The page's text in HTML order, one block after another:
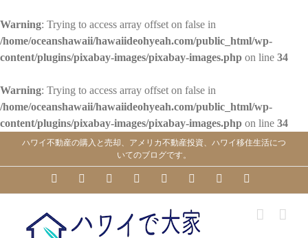
Warning: Trying to access array offset on false in
/home/oceanshawaii/hawaiideohyeah.com/public_html/wp-
content/plugins/pixabay-images/pixabay-images.php on line 34
Warning: Trying to access array offset on false in
/home/oceanshawaii/hawaiideohyeah.com/public_html/wp-
content/plugins/pixabay-images/pixabay-images.php on line 34
ハワイ不動産の購入と売却、アメリカ不動産投資、ハワイ移住生活につ
いてのブログです。
YouTubeFacebookInstagramLinkedInSkype PinterestTumblr